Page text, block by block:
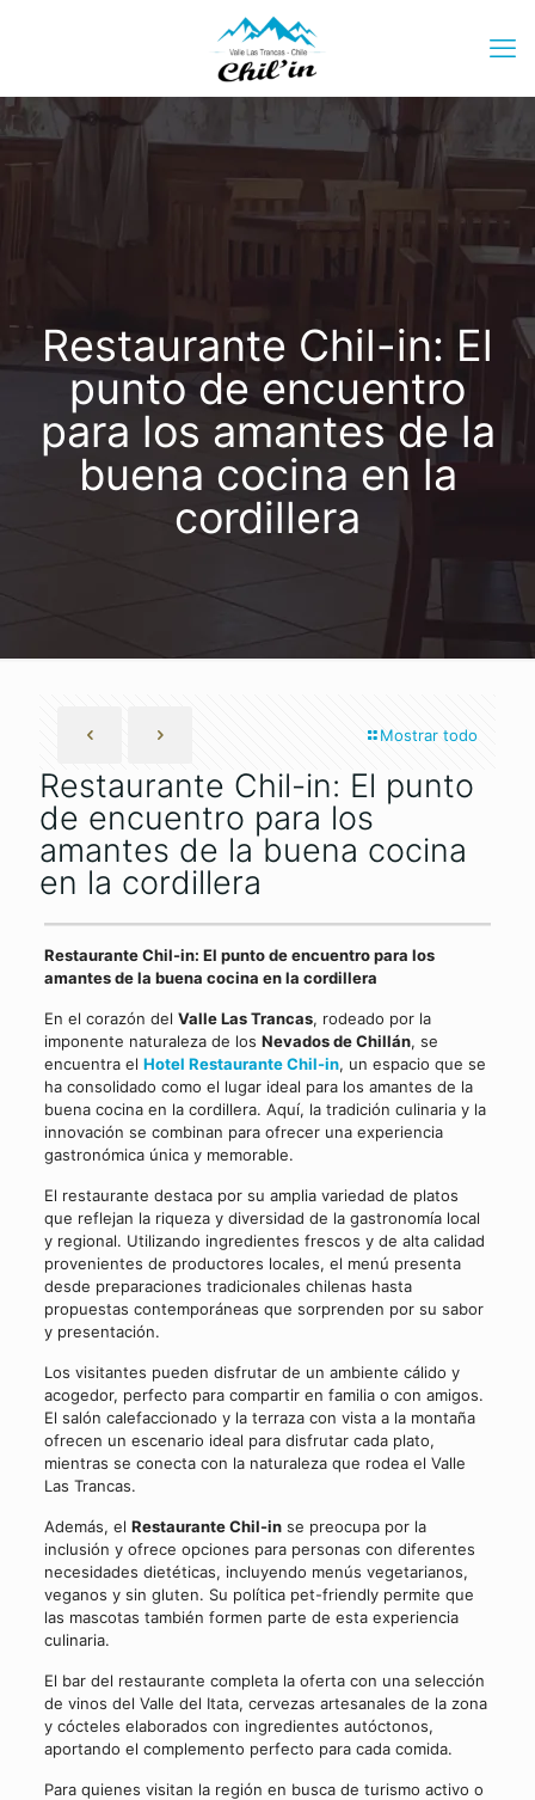
Restaurante Chil-in: El
punto de encuentro
para los amantes de la
buena cocina en la
cordillera
Mostrar todo
Restaurante Chil-in: El punto
de encuentro para los
amantes de la buena cocina
en la cordillera
Restaurante Chil-in: El punto de encuentro para los
amantes de la buena cocina en la cordillera
En el corazón del Valle Las Trancas, rodeado por la
imponente naturaleza de los Nevados de Chillán, se
encuentra el Hotel Restaurante Chil-in, un espacio que se
ha consolidado como el lugar ideal para los amantes de la
buena cocina en la cordillera. Aquí, la tradición culinaria y la
innovación se combinan para ofrecer una experiencia
gastronómica única y memorable.
El restaurante destaca por su amplia variedad de platos
que reflejan la riqueza y diversidad de la gastronomía local
y regional. Utilizando ingredientes frescos y de alta calidad
provenientes de productores locales, el menú presenta
desde preparaciones tradicionales chilenas hasta
propuestas contemporáneas que sorprenden por su sabor
y presentación.
Los visitantes pueden disfrutar de un ambiente cálido y
acogedor, perfecto para compartir en familia o con amigos.
El salón calefaccionado y la terraza con vista a la montaña
ofrecen un escenario ideal para disfrutar cada plato,
mientras se conecta con la naturaleza que rodea el Valle
Las Trancas.
Además, el Restaurante Chil-inse preocupa por la
inclusión y ofrece opciones para personas con diferentes
necesidades dietéticas, incluyendo menús vegetarianos,
veganos y sin gluten. Su política pet-friendly permite que
las mascotas también formen parte de esta experiencia
culinaria.
El bar del restaurante completa la oferta con una selección
de vinos del Valle del Itata, cervezas artesanales de la zona
y cócteles elaborados con ingredientes autóctonos,
aportando el complemento perfecto para cada comida.
Para quienes visitan la región en busca de turismo activo o